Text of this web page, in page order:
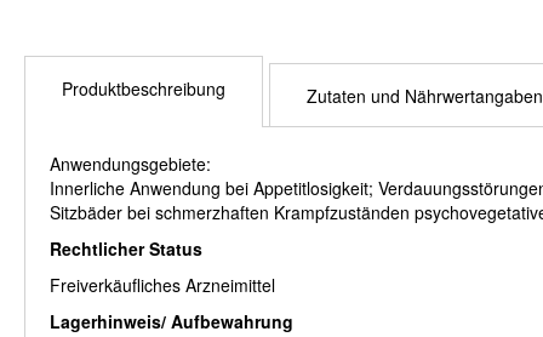
Produktbeschreibung
Anwendungsgebiete:
Innerliche Anwendung bei Appetitlosigkeit;
Sitzbäder bei schmerzhaften Krampfzuständen
Rechtlicher Status
Freiverkäufliches Arzneimittel
Lagerhinweis/ Aufbewahrung
Zutaten und Nährwertangaben